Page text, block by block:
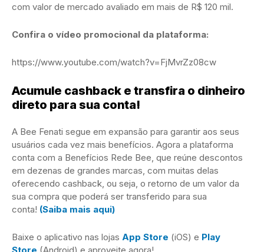
com valor de mercado avaliado em mais de R$ 120 mil.
Confira o vídeo promocional da plataforma:
https://www.youtube.com/watch?v=FjMvrZz08cw
Acumule cashback e transfira o dinheiro
direto para sua conta!
A Bee Fenati segue em expansão para garantir aos seus
usuários cada vez mais benefícios. Agora a plataforma
conta com a Benefícios Rede Bee, que reúne descontos
em dezenas de grandes marcas, com muitas delas
oferecendo cashback, ou seja, o retorno de um valor da
sua compra que poderá ser transferido para sua
conta! (Saiba mais aqui)
Baixe o aplicativo nas lojas App Store (iOS) e Play